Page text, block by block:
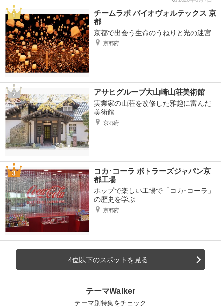
チームラボ バイオヴォルテックス 京
都
京都で出会う生命のうねりと光の迷宮
京都府
アサヒグループ大山崎山荘美術館
実業家の山荘を改修した雅趣に富んだ
美術館
京都府
コカ･コーラ ボトラーズジャパン京
都工場
ポップで楽しい工場で「コカ･コーラ」
の歴史を学ぶ
京都府
4位以下のスポットを見る
テーマWalker
テーマ別特集をチェック